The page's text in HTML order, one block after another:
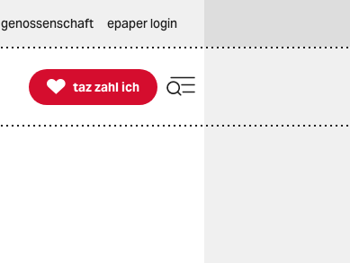
genossenschaft epaper login

taz zahl ich
taz zahl ich